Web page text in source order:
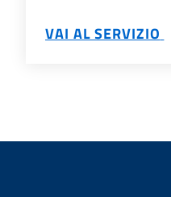
VAI AL SERVIZIO